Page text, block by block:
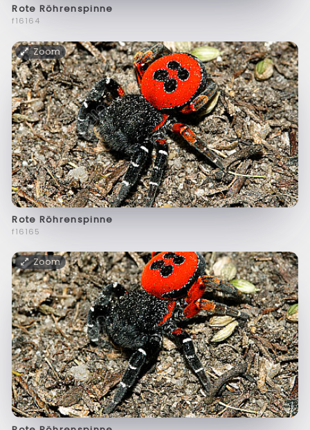
Rote Röhrenspinne
f16164
Zoom
Rote Röhrenspinne
f16165
Zoom